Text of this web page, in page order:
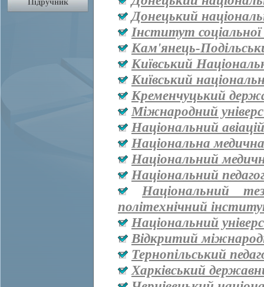
Донецький
Інститут
Кам'янець-
Київський
Київський
Кременчуцький
Міжнародний
Національний
Національна медична
Національний
Національний
Національний
політехнічний
Національний
Відкритий
Тернопільський
Харківський